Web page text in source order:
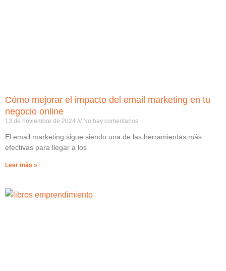
Cómo mejorar el impacto del email marketing en tu
negocio online
13 de noviembre de 2024 No hay comentarios
El email marketing sigue siendo una de las herramientas más
efectivas para llegar a los
Leer más »